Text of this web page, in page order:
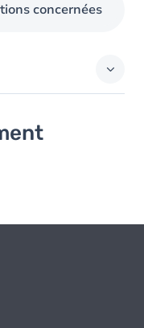
concernées